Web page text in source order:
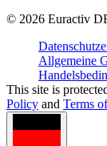
© 2026 Euractiv
Allgemeine
This site is
Policy and Terms